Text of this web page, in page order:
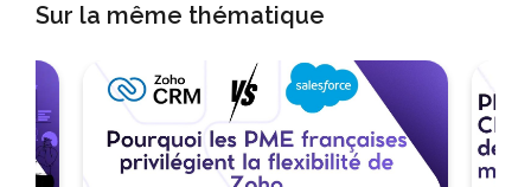
Sur la même thématique